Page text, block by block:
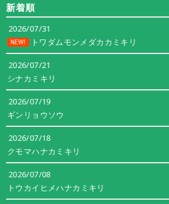
リ
新着順
2026/07/31
NEW! トワダムモンメダカカミキリ
2026/07/21
シナカミキリ
2026/07/19
ギンリョウソウ
2026/07/18
クモマハナカミキリ
2026/07/08
トウカイヒメハナカミキリ